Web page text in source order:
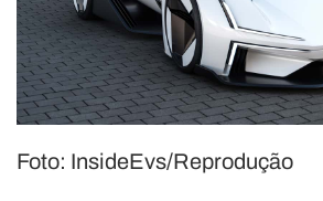
Foto: InsideEvs/Reprodução